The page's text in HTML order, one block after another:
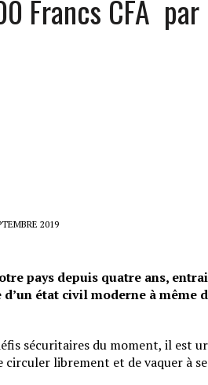
Francs CFA par
2019
pays depuis quatre ans,
état civil moderne à même
sécuritaires du moment, il est
librement et de vaquer à